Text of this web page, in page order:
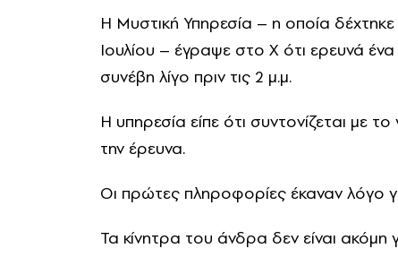
Η Μυστική Υπηρεσία – η οποία
Ιουλίου – έγραψε στο X ότι ερευνά
συνέβη λίγο πριν τις 2 μ.μ.
Η υπηρεσία είπε ότι συντονίζεται με
την έρευνα.
Οι πρώτες πληροφορίες έκαναν λόγο
Τα κίνητρα του άνδρα δεν είναι